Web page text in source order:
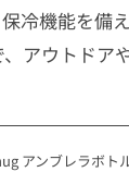
冷機能を備
アウトドア
アンブレラボ